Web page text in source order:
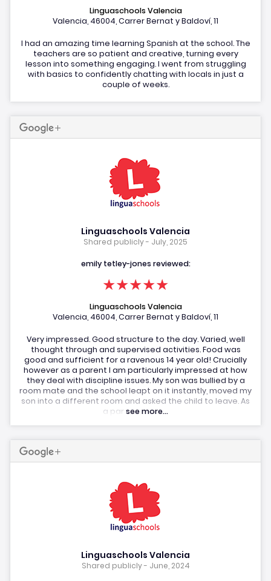
Linguaschools Valencia
Valencia, 46004, Carrer Bernat y Baldoví, 11
I had an amazing time learning Spanish at the school. The
teachers are so patient and creative, turning every
lesson into something engaging. I went from struggling
with basics to confidently chatting with locals in just a
couple of weeks.
Linguaschools Valencia
Shared publicly - July, 2025
emily tetley-jones reviewed:
★★★★★
Linguaschools Valencia
Valencia, 46004, Carrer Bernat y Baldoví, 11
Very impressed. Good structure to the day. Varied, well
thought through and supervised activities. Food was
good and sufficient for a ravenous 14 year old! Crucially
however as a parent I am particularly impressed at how
they deal with discipline issues. My son was bullied by a
room mate and the school leapt on it instantly, moved my
son into a different room and asked the child to leave. As
a par see more...
Linguaschools Valencia
Shared publicly - June, 2024